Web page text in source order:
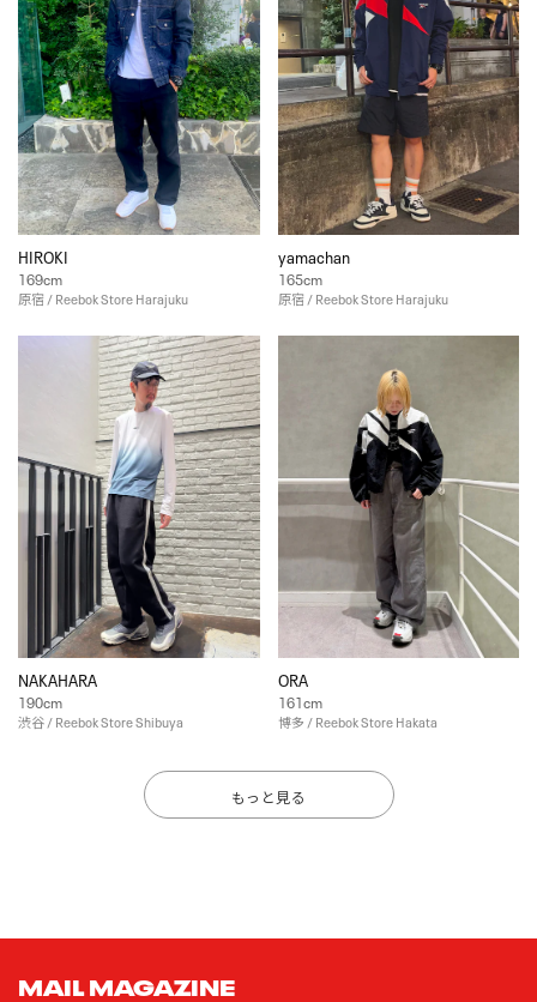
HIROKI
169cm
原宿 / Reebok Store Harajuku
yamachan
165cm
原宿 / Reebok Store Harajuku
NAKAHARA
190cm
渋谷 / Reebok Store Shibuya
ORA
161cm
博多 / Reebok Store Hakata
もっと見る
MAIL MAGAZINE